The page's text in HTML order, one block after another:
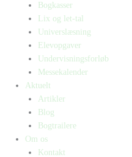
Bogkasser
Lix og let-tal
Universlæsning
Elevopgaver
Undervisningsforløb
Messekalender
Aktuelt
Artikler
Blog
Bogtrailere
Om os
Kontakt